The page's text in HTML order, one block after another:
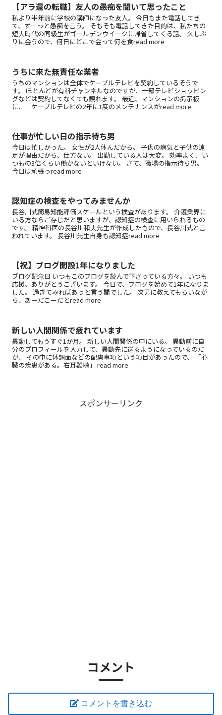
【アラ還の転職】友人の愚痴を聞いて思ったこと
私より半年前に学校の講師になった友人。 今日もまた電話してき
て、ずーっと愚痴を言う。 そもそも電話してきた目的は、私たちの
短大時代の同級生がゴールデンウイークに帰省してくる話。 久しぶ
りに会うので、何日にどこで会って何を食read more
うちに来た無責任な業者
うちのマンションは全体でケーブルテレビを契約しているそうで
す。 ほとんどが有料チャンネルなのですが、一部テレビショッピン
グなどは契約してなくても観れます。 最近、マンションの掲示板
に、「ケーブルテレビの2年に1度のメンテナンスがread more
仕事が忙しい日の指示待ち男
今日は忙しかった。 女性が2人休んだから。 子供の病気と子供の遠
足が理由だから、仕方ない。 出勤している人は大変。 効率よく、い
つもの3倍くらい働かないといけない。 さて、職場の指示待ち男。
今日は頑張っread more
認知症の検査をやってみませんか
長谷川式簡易知能評価スケールという検査があります。 介護業界に
いる方ならご存じだと思いますが、認知症の検査に用いられるもの
です。 精神科医の長谷川和夫先生が作成したもので、長谷川式と言
われています。 長谷川先生自身も認知症read more
【祝】ブログ開設1年になりました
ブログ記念日 いつもこのブログを読んで下さっている方々。 いつも
応援、ありがとうございます。 今日で、ブログを始めて1年になりま
した。 過ぎてみればあっと言う間でした。 次男に教えてもらいなが
ら、あーだこーだとread more
新しい人間関係で疲れています
異動してもうすぐ1か月。 新しい人間関係の中にいる。 異動前に自
分のプロフィールを入力して、異動先に送るようになっているのだ
が、 その中に体調面などの配慮事項という項目があったので、 「心
臓の疾患がある。右耳難聴」 read more
スポンサーリンク
コメント
コメントを書き込む